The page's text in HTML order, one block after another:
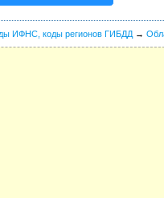
ИФНС, коды регионов ГИБДД →